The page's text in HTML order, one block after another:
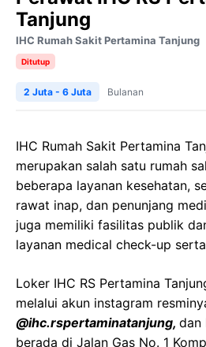
Tanjung
IHC Rumah Sakit Pertamina Tanjung
Ditutup
2 Juta - 6 Juta Bulanan
IHC Rumah Sakit Pertamina
merupakan salah satu rumah
beberapa layanan kesehatan,
rawat inap, dan penunjang
juga memiliki fasilitas publik
layanan medical check-up
Loker IHC RS Pertamina
melalui akun instagram
@ihc.rspertaminatanjung, dan
berada di Jalan Gas No. 1